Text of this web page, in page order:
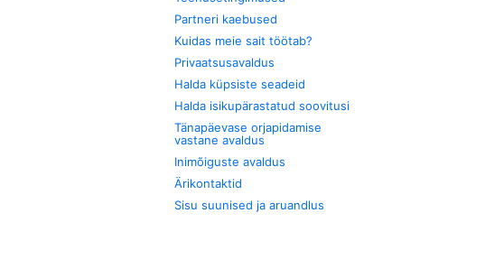
Partneri kaebused
Kuidas meie sait töötab?
Privaatsusavaldus
Halda küpsiste seadeid
Halda isikupärastatud soovitusi
Tänapäevase orjapidamise
vastane avaldus
Inimõiguste avaldus
Ärikontaktid
Sisu suunised ja aruandlus